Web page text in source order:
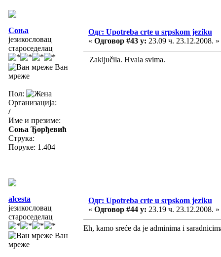
Соња
језикословац
староседелац
Ван
мреже
Пол:
Организација:
/
Име и презиме:
Соња Ђорђевић
Струка:
Поруке: 1.404
Одг: Upotreba crte u srpskom jeziku
« Одговор #43 у: 23.09 ч. 23.12.2008. »
Zaključila. Hvala svima.
alcesta
језикословац
староседелац
Ван
мреже
Одг: Upotreba crte u srpskom jeziku
« Одговор #44 у: 23.19 ч. 23.12.2008. »
Eh, kamo sreće da je adminima i